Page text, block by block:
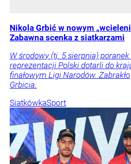
Nikola Grbić w nowym
Zabawna scenka z siatkarzami
W środowy (tj. 5 sierpnia)
reprezentacji Polski dotarli do
finałowym Ligi Narodów.
Grbicia.
SiatkówkaSport